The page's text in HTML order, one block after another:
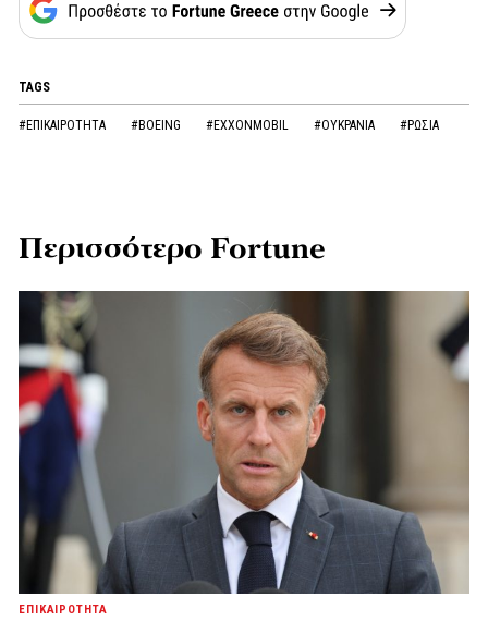
TAGS
#ΕΠΙΚΑΙΡΟΤΗΤΑ #BOEING #EXXONMOBIL #ΟΥΚΡΑΝΙΑ #ΡΩΣΙΑ
Περισσότερο Fortune
ΕΠΙΚΑΙΡΟΤΗΤΑ